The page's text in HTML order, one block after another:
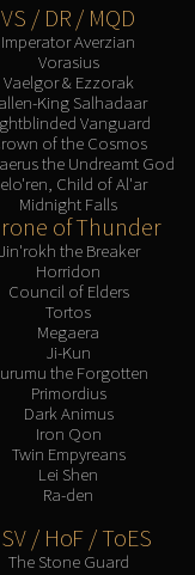
VS / DR / MQD
Imperator Averzian
Vorasius
Vaelgor & Ezzorak
King Salhadaar
Vanguard
of the Cosmos
the Undreamt God
Child of Al'ar
Midnight Falls
of Thunder
Jin'rokh the Breaker
Horridon
Council of Elders
Tortos
Megaera
Ji-Kun
the Forgotten
Primordius
Dark Animus
Iron Qon
Twin Empyreans
Lei Shen
Ra-den
/ HoF / ToES
The Stone Guard